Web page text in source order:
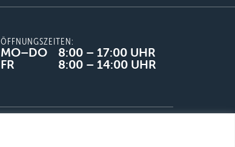
ÖFFNUNGSZEITEN:
MO–DO
8:00 – 17:00 UHR
FR
8:00 – 14:00 UHR